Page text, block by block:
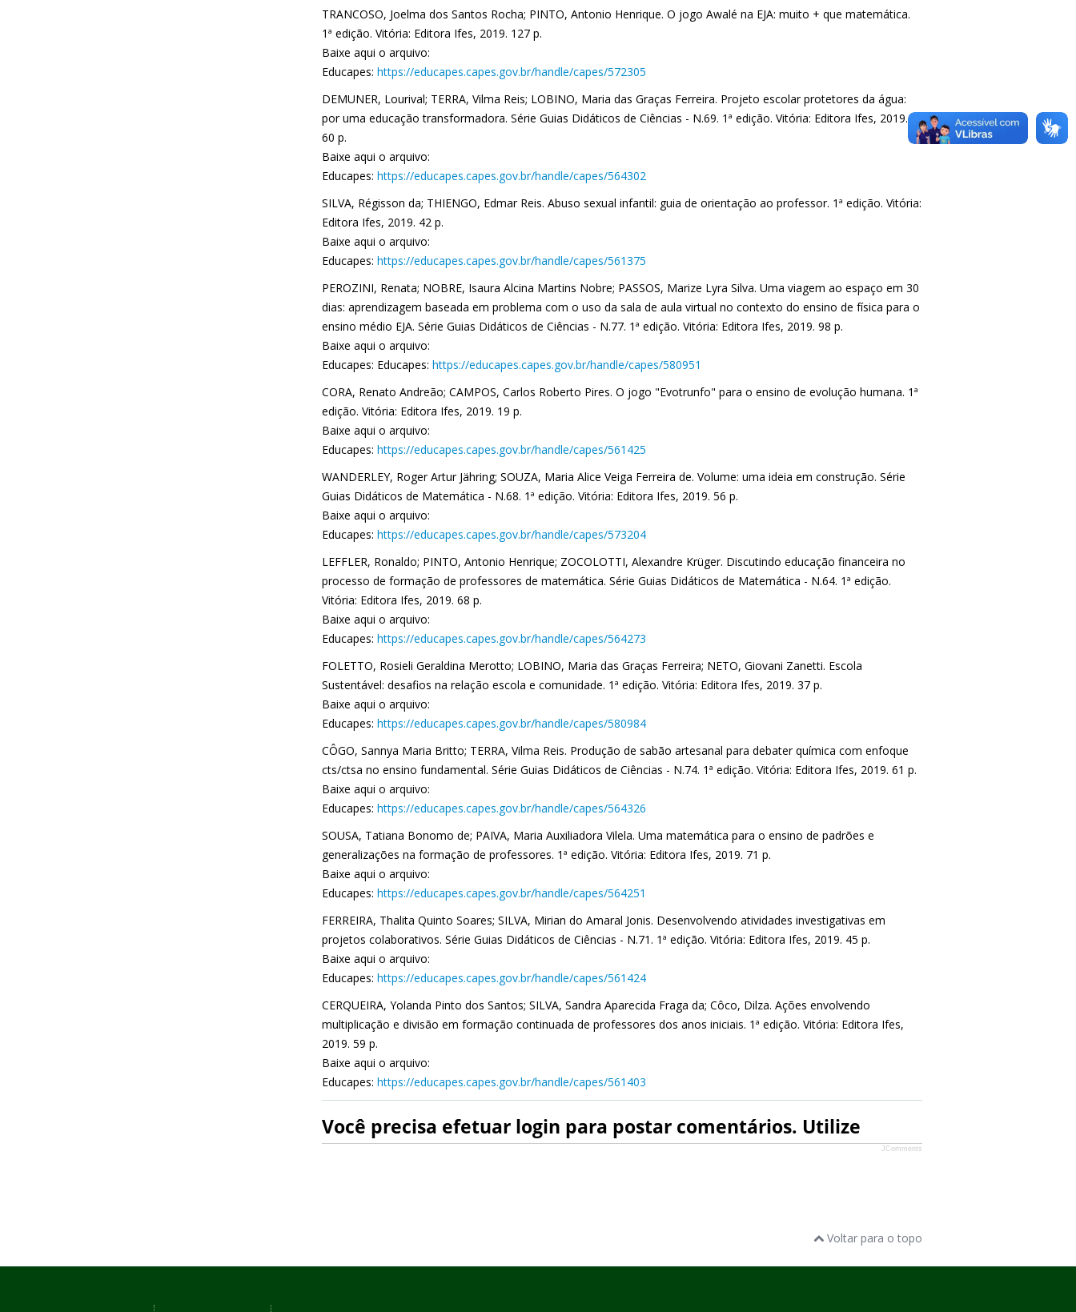
TRANCOSO, Joelma dos Santos Rocha; PINTO, Antonio Henrique. O jogo Awalé na EJA: muito + que matemática.
1ª edição. Vitória: Editora Ifes, 2019. 127 p.
Baixe aqui o arquivo:
Educapes: https://educapes.capes.gov.br/handle/capes/572305
DEMUNER, Lourival; TERRA, Vilma Reis; LOBINO, Maria das Graças Ferreira. Projeto escolar protetores da água:
por uma educação transformadora. Série Guias Didáticos de Ciências - N.69. 1ª edição. Vitória: Editora Ifes, 2019.
60 p.
Baixe aqui o arquivo:
Educapes: https://educapes.capes.gov.br/handle/capes/564302
SILVA, Régisson da; THIENGO, Edmar Reis. Abuso sexual infantil: guia de orientação ao professor. 1ª edição. Vitória:
Editora Ifes, 2019. 42 p.
Baixe aqui o arquivo:
Educapes: https://educapes.capes.gov.br/handle/capes/561375
PEROZINI, Renata; NOBRE, Isaura Alcina Martins Nobre; PASSOS, Marize Lyra Silva. Uma viagem ao espaço em 30
dias: aprendizagem baseada em problema com o uso da sala de aula virtual no contexto do ensino de física para o
ensino médio EJA. Série Guias Didáticos de Ciências - N.77. 1ª edição. Vitória: Editora Ifes, 2019. 98 p.
Baixe aqui o arquivo:
Educapes: Educapes: https://educapes.capes.gov.br/handle/capes/580951
CORA, Renato Andreão; CAMPOS, Carlos Roberto Pires. O jogo "Evotrunfo" para o ensino de evolução humana. 1ª
edição. Vitória: Editora Ifes, 2019. 19 p.
Baixe aqui o arquivo:
Educapes: https://educapes.capes.gov.br/handle/capes/561425
WANDERLEY, Roger Artur Jähring; SOUZA, Maria Alice Veiga Ferreira de. Volume: uma ideia em construção. Série
Guias Didáticos de Matemática - N.68. 1ª edição. Vitória: Editora Ifes, 2019. 56 p.
Baixe aqui o arquivo:
Educapes: https://educapes.capes.gov.br/handle/capes/573204
LEFFLER, Ronaldo; PINTO, Antonio Henrique; ZOCOLOTTI, Alexandre Krüger. Discutindo educação financeira no
processo de formação de professores de matemática. Série Guias Didáticos de Matemática - N.64. 1ª edição.
Vitória: Editora Ifes, 2019. 68 p.
Baixe aqui o arquivo:
Educapes: https://educapes.capes.gov.br/handle/capes/564273
FOLETTO, Rosieli Geraldina Merotto; LOBINO, Maria das Graças Ferreira; NETO, Giovani Zanetti. Escola
Sustentável: desafios na relação escola e comunidade. 1ª edição. Vitória: Editora Ifes, 2019. 37 p.
Baixe aqui o arquivo:
Educapes: https://educapes.capes.gov.br/handle/capes/580984
CÔGO, Sannya Maria Britto; TERRA, Vilma Reis. Produção de sabão artesanal para debater química com enfoque
cts/ctsa no ensino fundamental. Série Guias Didáticos de Ciências - N.74. 1ª edição. Vitória: Editora Ifes, 2019. 61 p.
Baixe aqui o arquivo:
Educapes: https://educapes.capes.gov.br/handle/capes/564326
SOUSA, Tatiana Bonomo de; PAIVA, Maria Auxiliadora Vilela. Uma matemática para o ensino de padrões e
generalizações na formação de professores. 1ª edição. Vitória: Editora Ifes, 2019. 71 p.
Baixe aqui o arquivo:
Educapes: https://educapes.capes.gov.br/handle/capes/564251
FERREIRA, Thalita Quinto Soares; SILVA, Mirian do Amaral Jonis. Desenvolvendo atividades investigativas em
projetos colaborativos. Série Guias Didáticos de Ciências - N.71. 1ª edição. Vitória: Editora Ifes, 2019. 45 p.
Baixe aqui o arquivo:
Educapes: https://educapes.capes.gov.br/handle/capes/561424
CERQUEIRA, Yolanda Pinto dos Santos; SILVA, Sandra Aparecida Fraga da; Côco, Dilza. Ações envolvendo
multiplicação e divisão em formação continuada de professores dos anos iniciais. 1ª edição. Vitória: Editora Ifes,
2019. 59 p.
Baixe aqui o arquivo:
Educapes: https://educapes.capes.gov.br/handle/capes/561403
Você precisa efetuar login para postar comentários. Utilize
JComments
Voltar para o topo